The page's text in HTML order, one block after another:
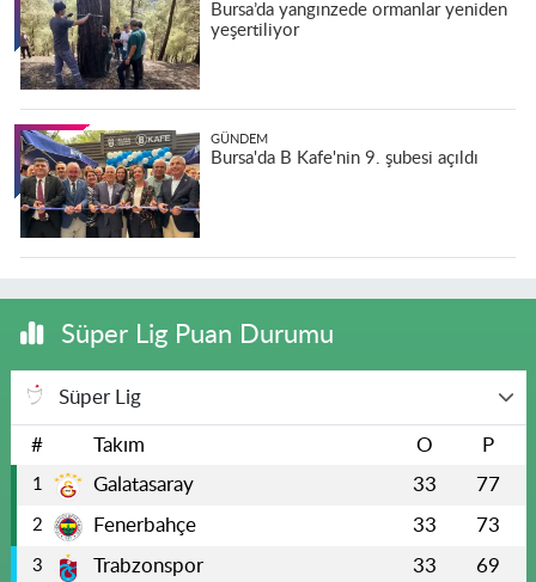
Bursa’da yangınzede ormanlar yeniden
yeşertiliyor
GÜNDEM
Bursa'da B Kafe'nin 9. şubesi açıldı
Süper Lig Puan Durumu
Süper Lig
# Takım O P
1 Galatasaray 33 77
2 Fenerbahçe 33 73
3 Trabzonspor 33 69